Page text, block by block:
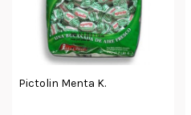
Pictolin Menta K.